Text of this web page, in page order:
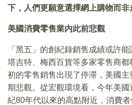
下，人們更願意選擇網上購物而非
美國消費零售業内此前悲觀
「黑五」的創紀錄銷售成績或許
塔吉特、梅西百貨等多家零售商都
初的零售銷售出現了停滞，美國
期悲觀。從宏觀環境看，今年美
紀80年代以來的高點附近，消費